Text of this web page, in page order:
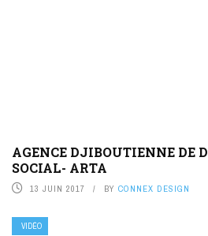
AGENCE DJIBOUTIENNE DE
SOCIAL- ARTA
13 JUIN 2017 BY CONNEX DESIGN
VIDÉO